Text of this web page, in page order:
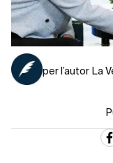
per l’autor La